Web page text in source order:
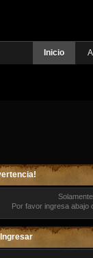
Inicio
Por favor ingresa abajo